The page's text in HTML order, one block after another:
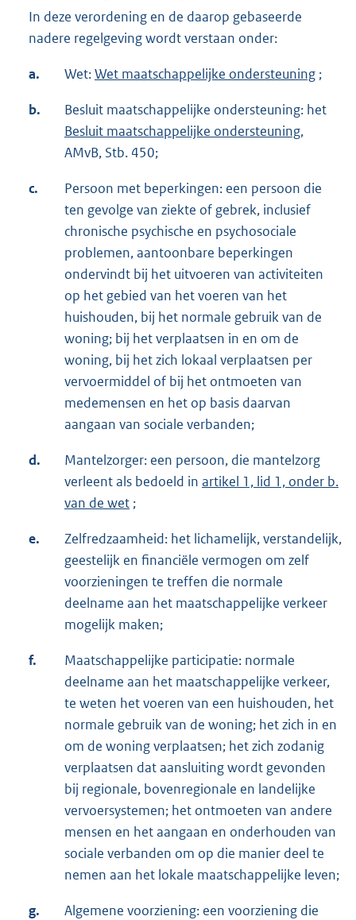
In deze verordening en de daarop gebaseerde
nadere regelgeving wordt verstaan onder:
a. Wet:Wet maatschappelijke ondersteuning ;
b.
Besluit maatschappelijke ondersteuning: het
Besluit maatschappelijke ondersteuning,
AMvB, Stb. 450;
c.
Persoon met beperkingen: een persoon die
ten gevolge van ziekte of gebrek, inclusief
chronische psychische en psychosociale
problemen, aantoonbare beperkingen
ondervindt bij het uitvoeren van activiteiten
op het gebied van het voeren van het
huishouden, bij het normale gebruik van de
woning; bij het verplaatsen in en om de
woning, bij het zich lokaal verplaatsen per
vervoermiddel of bij het ontmoeten van
medemensen en het op basis daarvan
aangaan van sociale verbanden;
d.
Mantelzorger: een persoon, die mantelzorg
verleent als bedoeld in artikel 1, lid 1, onder b.
van de wet ;
e.
Zelfredzaamheid: het lichamelijk, verstandelijk,
geestelijk en financiële vermogen om zelf
voorzieningen te treffen die normale
deelname aan het maatschappelijke verkeer
mogelijk maken;
f.
Maatschappelijke participatie: normale
deelname aan het maatschappelijke verkeer,
te weten het voeren van een huishouden, het
normale gebruik van de woning; het zich in en
om de woning verplaatsen; het zich zodanig
verplaatsen dat aansluiting wordt gevonden
bij regionale, bovenregionale en landelijke
vervoersystemen; het ontmoeten van andere
mensen en het aangaan en onderhouden van
sociale verbanden om op die manier deel te
nemen aan het lokale maatschappelijke leven;
g.
Algemene voorziening: een voorziening die